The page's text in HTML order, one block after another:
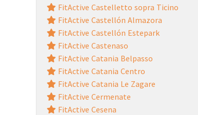
FitActive Castelletto sopra Ticino
FitActive Castellón Almazora
FitActive Castellón Estepark
FitActive Castenaso
FitActive Catania Belpasso
FitActive Catania Centro
FitActive Catania Le Zagare
FitActive Cermenate
FitActive Cesena